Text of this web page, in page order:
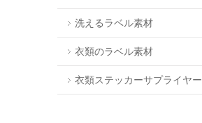
洗えるラベル素材
衣類のラベル素材
衣類ステッカーサプライヤー